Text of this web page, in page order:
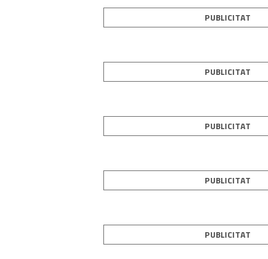
PUBLICITAT
PUBLICITAT
PUBLICITAT
PUBLICITAT
PUBLICITAT